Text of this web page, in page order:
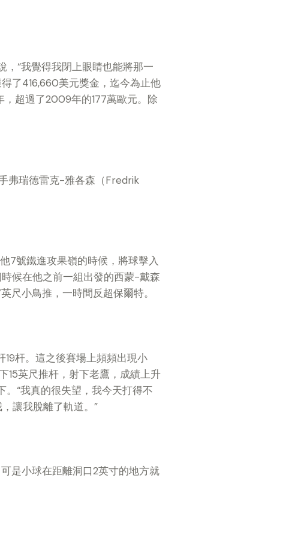
，“我覺得我閉上眼睛也能將那一
了416,660美元獎金，迄今為止他
超過了2009年的177萬歐元。除
弗瑞德雷克-雅各森（Fredrik
7號鐵進攻果嶺的時候，將球擊入
候在他之前一組出發的西蒙-戴森
尺小鳥推，一時間反超保爾特。
杆。這之後賽場上頻頻出現小
15英尺推杆，射下老鷹，成績上升
“我真的很失望，我今天打得不
讓我脫離了軌道。”
是小球在距離洞口2英寸的地方就